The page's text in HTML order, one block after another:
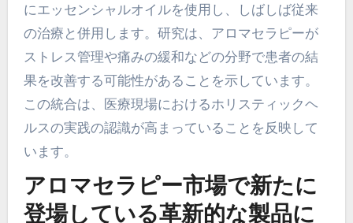
にエッセンシャルオイルを使用し、しばしば従来
の治療と併用します。研究は、アロマセラピーが
ストレス管理や痛みの緩和などの分野で患者の結
果を改善する可能性があることを示しています。
この統合は、医療現場におけるホリスティックヘ
ルスの実践の認識が高まっていることを反映して
います。
アロマセラピー市場で新たに
登場している革新的な製品に